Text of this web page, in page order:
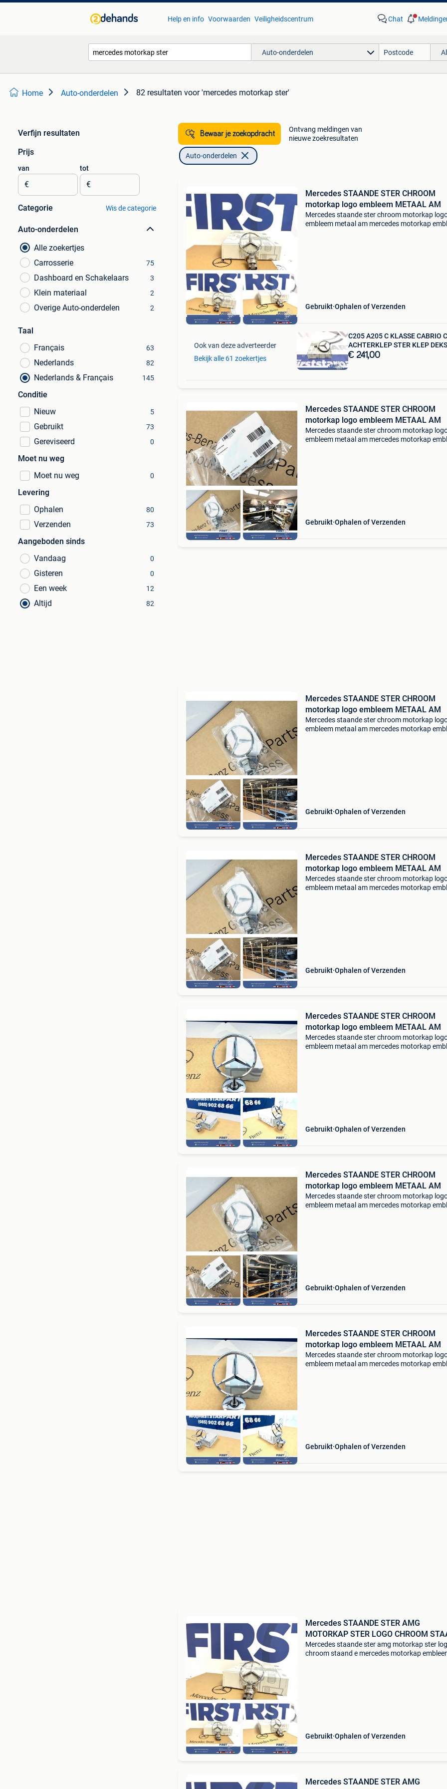
Help en info Voorwaarden Veiligheidscentrum Chat
Auto-onderdelen
Home Auto-onderdelen 82 resultaten voor 'mercedes motorkap ster'
Verfijn resultaten
Prijs
van
€
tot
€
Categorie Wis de categorie
Auto-onderdelen
Alle zoekertjes
Carrosserie
75
Dashboard en Schakelaars 3
Klein materiaal 2
Overige Auto-onderdelen 2
Taal
Français
63
Nederlands 82
Nederlands & Français 145
Conditie
Nieuw
5
Gebruikt 73
Gereviseerd 0
Moet nu weg
Moet nu weg
0
Levering
Ophalen
80
Verzenden 73
Aangeboden sinds
Vandaag
0
Gisteren 0
Een week 12
Altijd 82
Bewaar je zoekopdracht
Ontvang meldingen van
nieuwe zoekresultaten
Auto-onderdelen
Mercedes STAANDE STER CHROOM
motorkap logo embleem METAAL AM
Mercedes staande ster chroom motorkap
embleem metaal am mercedes motorkap
Gebruikt Ophalen of Verzenden
Ook van deze adverteerder
Bekijk alle 61 zoekertjes
C205 A205 C KLASSE CABRIO
ACHTERKLEP STER KLEP
€ 241,00
Mercedes STAANDE STER CHROOM
motorkap logo embleem METAAL AM
Mercedes staande ster chroom motorkap
embleem metaal am mercedes motorkap
Gebruikt Ophalen of Verzenden
Mercedes STAANDE STER CHROOM
motorkap logo embleem METAAL AM
Mercedes staande ster chroom motorkap
embleem metaal am mercedes motorkap
Gebruikt Ophalen of Verzenden
Mercedes STAANDE STER CHROOM
motorkap logo embleem METAAL AM
Mercedes staande ster chroom motorkap
embleem metaal am mercedes motorkap
Gebruikt Ophalen of Verzenden
Mercedes STAANDE STER CHROOM
motorkap logo embleem METAAL AM
Mercedes staande ster chroom motorkap
embleem metaal am mercedes motorkap
Gebruikt Ophalen of Verzenden
Mercedes STAANDE STER CHROOM
motorkap logo embleem METAAL AM
Mercedes staande ster chroom motorkap
embleem metaal am mercedes motorkap
Gebruikt Ophalen of Verzenden
Mercedes STAANDE STER CHROOM
motorkap logo embleem METAAL AM
Mercedes staande ster chroom motorkap
embleem metaal am mercedes motorkap
Gebruikt Ophalen of Verzenden
Mercedes STAANDE STER AMG
MOTORKAP STER LOGO CHROOM
E
Mercedes staande ster amg motorkap ster
chroom staand e ​mercedes motorkap
Gebruikt Ophalen of Verzenden
Mercedes STAANDE STER AMG